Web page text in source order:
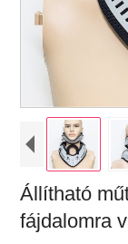
Állítható
fájdalomra